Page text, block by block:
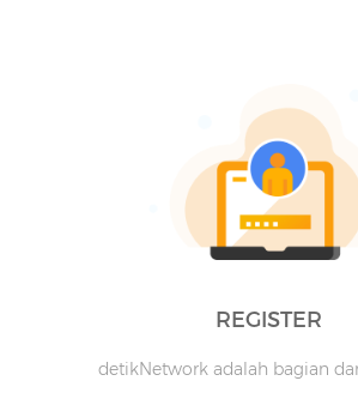
REGISTER
detikNetwork adalah bagian